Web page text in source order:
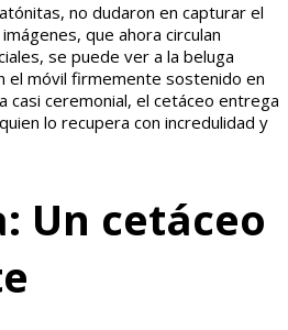
no dudaron en capturar el
que ahora circulan
se puede ver a la beluga
el móvil firmemente sostenido en
casi ceremonial, el cetáceo entrega
lo recupera con incredulidad y
Un cetáceo